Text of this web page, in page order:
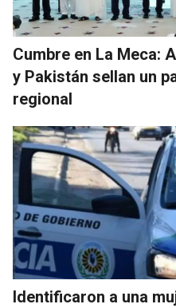
Cumbre en La Meca:
y Pakistán sellan un
regional
Identificaron a una